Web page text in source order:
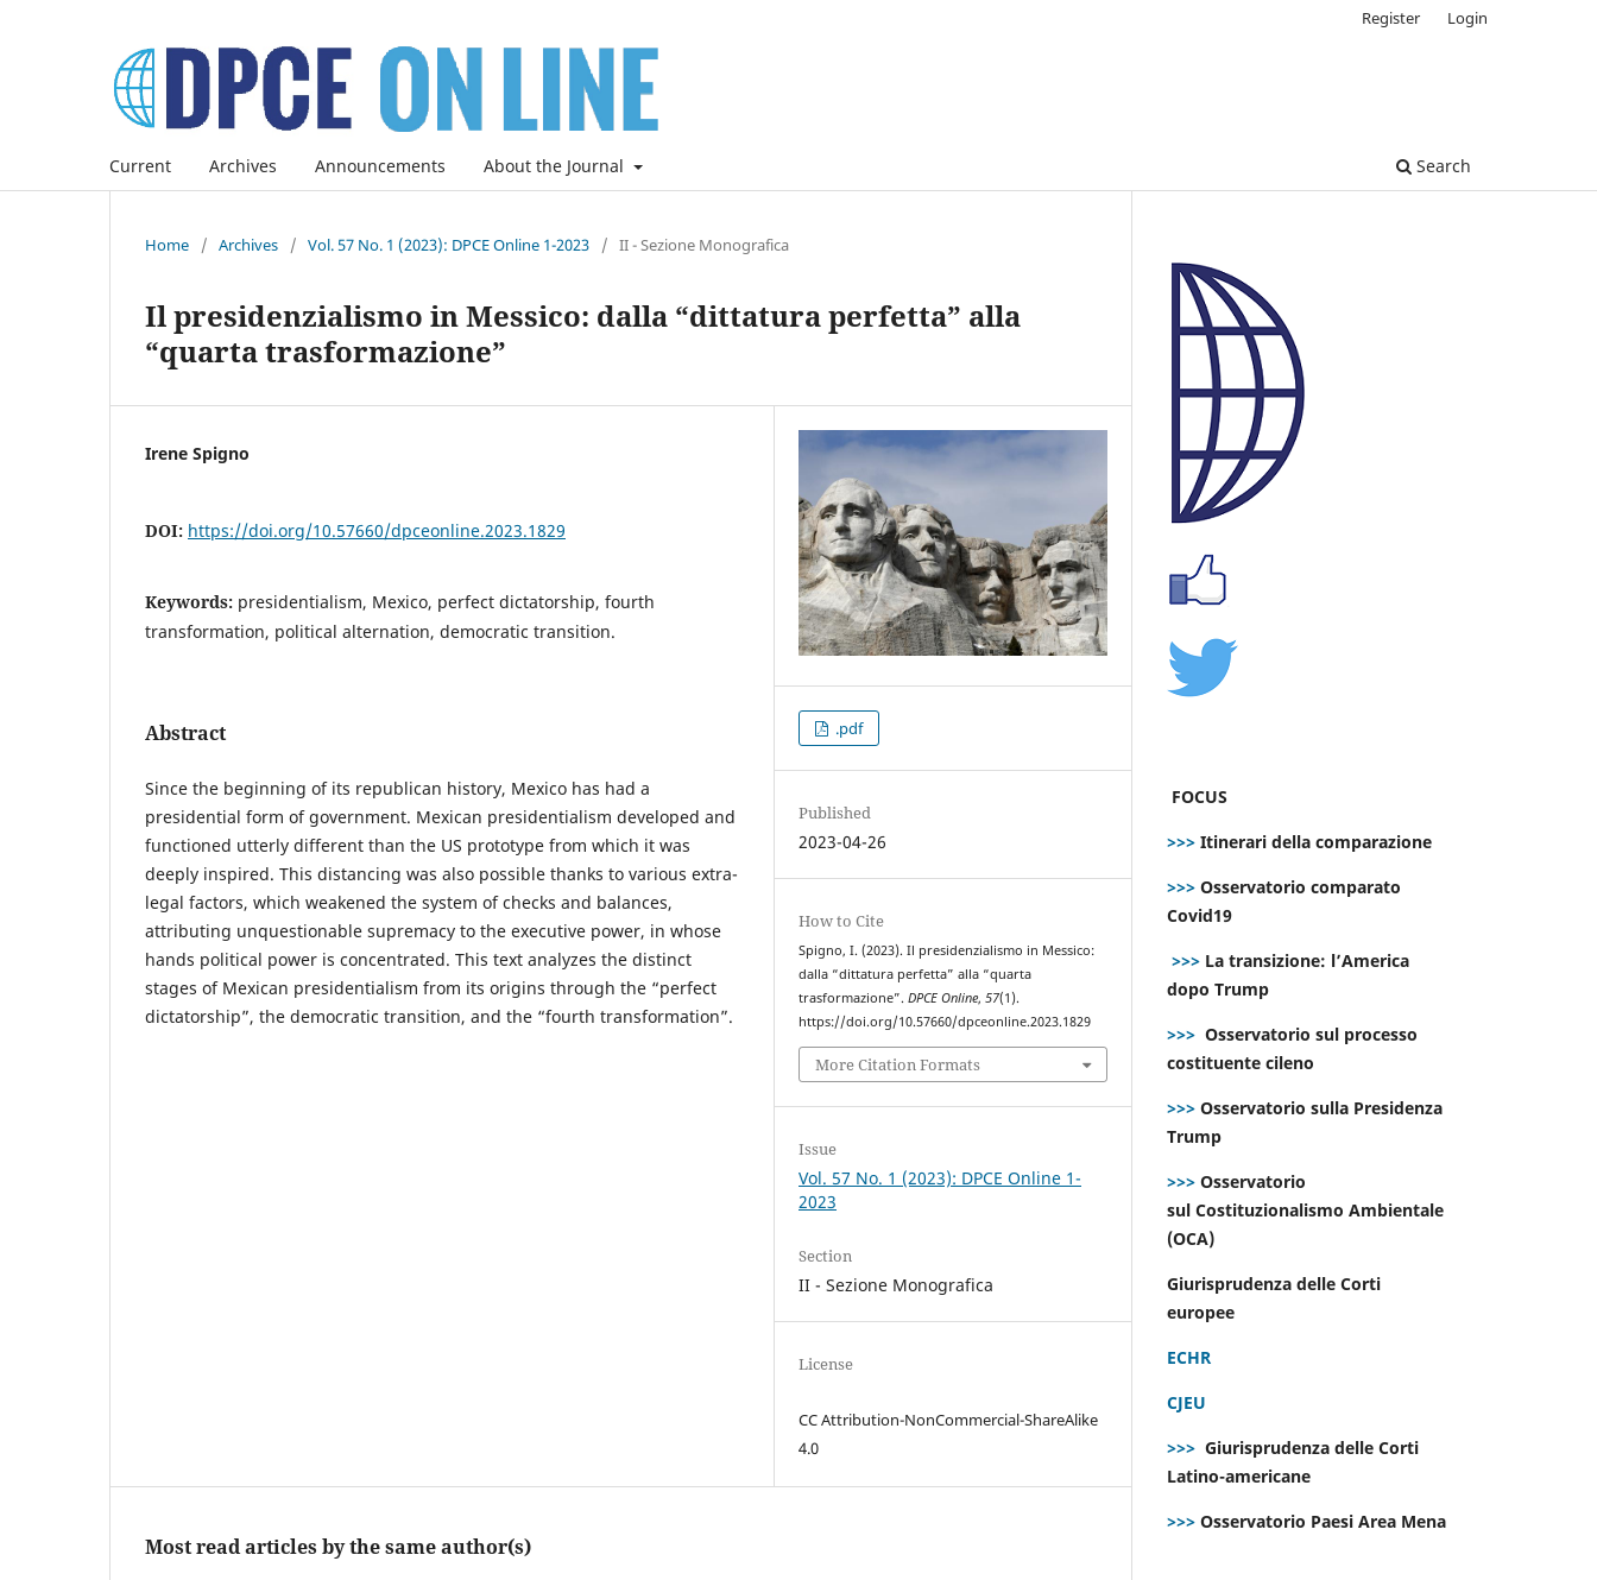
Current Archives Announcements About the Journal Search
Register Login
Home / Archives / Vol. 57 No. 1 (2023): DPCE Online 1-2023 / II - Sezione Monografica
Il presidenzialismo in Messico: dalla “dittatura perfetta” alla
“quarta trasformazione”
Irene Spigno
DOI: https://doi.org/10.57660/dpceonline.2023.1829
Keywords: presidentialism, Mexico, perfect dictatorship, fourth
transformation, political alternation, democratic transition.
Abstract
Since the beginning of its republican history, Mexico has had a
presidential form of government. Mexican presidentialism developed and
functioned utterly different than the US prototype from which it was
deeply inspired. This distancing was also possible thanks to various extra-
legal factors, which weakened the system of checks and balances,
attributing unquestionable supremacy to the executive power, in whose
hands political power is concentrated. This text analyzes the distinct
stages of Mexican presidentialism from its origins through the “perfect
dictatorship”, the democratic transition, and the “fourth transformation”.
.pdf
Published
2023-04-26
How to Cite
Spigno, I. (2023). Il presidenzialismo in Messico:
dalla “dittatura perfetta” alla “quarta
trasformazione”.DPCE Online,57(1).
https://doi.org/10.57660/dpceonline.2023.1829
More Citation Formats
Issue
Vol. 57 No. 1 (2023): DPCE Online 1-
2023
Section
II - Sezione Monografica
License
CC Attribution-NonCommercial-ShareAlike
4.0
Most read articles by the same author(s)
FOCUS
>>> Itinerari della comparazione
>>> Osservatorio comparato
Covid19
>>> La transizione: l’America
dopo Trump
>>> Osservatorio sul processo
costituente cileno
>>> Osservatorio sulla Presidenza
Trump
>>> Osservatorio
sul Costituzionalismo Ambientale
(OCA)
Giurisprudenza delle Corti
europee
ECHR
CJEU
>>> Giurisprudenza delle Corti
Latino-americane
>>> Osservatorio Paesi Area Mena